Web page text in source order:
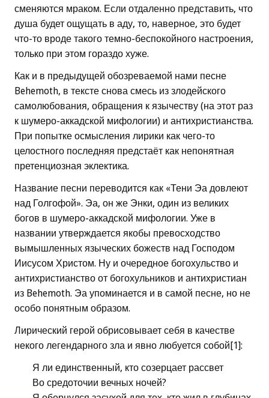
сменяются мраком. Если отдаленно представить, что
душа будет ощущать в аду, то, наверное, это будет
что-то вроде такого темно-беспокойного настроения,
только при этом гораздо хуже.
Как и в предыдущей обозреваемой нами песне
Behemoth, в тексте снова смесь из злодейского
самолюбования, обращения к язычеству (на этот раз
к шумеро-аккадской мифологии) и антихристианства.
При попытке осмысления лирики как чего-то
целостного последняя предстаёт как непонятная
претенциозная эклектика.
Название песни переводится как «Тени Эа довлеют
над Голгофой». Эа, он же Энки, один из великих
богов в шумеро-аккадской мифологии. Уже в
названии утверждается якобы превосходство
вымышленных языческих божеств над Господом
Иисусом Христом. Ну и очередное богохульство и
антихристианство от богохульников и антихристиан
из Behemoth. Эа упоминается и в самой песне, но не
особо понятным образом.
Лирический герой обрисовывает себя в качестве
некого легендарного зла и явно любуется собой[1]:
Я ли единственный, кто созерцает рассвет
Во средоточии вечных ночей?